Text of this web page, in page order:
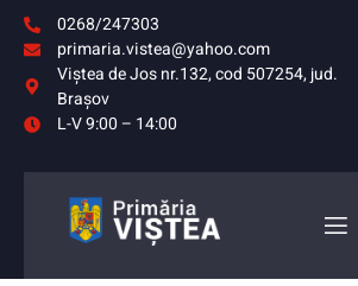
0268/247303
primaria.vistea@yahoo.com
Viştea de Jos nr.132, cod 507254, jud.
Braşov
L-V 9:00 – 14:00